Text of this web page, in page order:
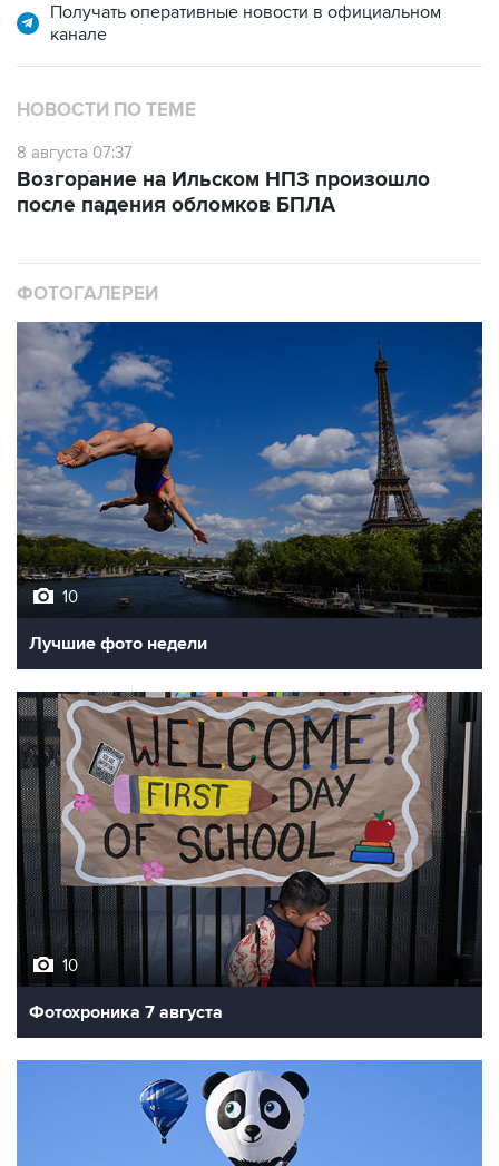
Получать оперативные новости в официальном
канале
НОВОСТИ ПО ТЕМЕ
8 августа 07:37
Возгорание на Ильском НПЗ произошло
после падения обломков БПЛА
ФОТОГАЛЕРЕИ
10
Лучшие фото недели
10
Фотохроника 7 августа